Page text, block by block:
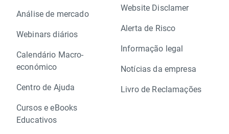
Análise de mercado
Webinars diários
Calendário Macro-
económico
Centro de Ajuda
Cursos e eBooks
Educativos
Website Disclamer
Alerta de Risco
Informação legal
Notícias da empresa
Livro de Reclamações